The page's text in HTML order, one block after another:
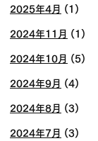
2025年4月 (1)
2024年11月 (1)
2024年10月 (5)
2024年9月 (4)
2024年8月 (3)
2024年7月 (3)